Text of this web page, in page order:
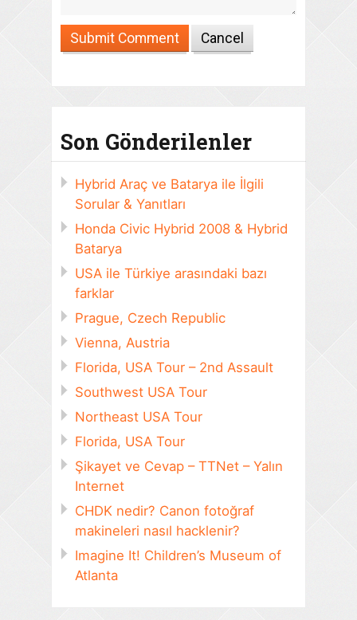
Son Gönderilenler
Hybrid Araç ve Batarya ile İlgili
Sorular & Yanıtları
Honda Civic Hybrid 2008 & Hybrid
Batarya
USA ile Türkiye arasındaki bazı
farklar
Prague, Czech Republic
Vienna, Austria
Florida, USA Tour – 2nd Assault
Southwest USA Tour
Northeast USA Tour
Florida, USA Tour
Şikayet ve Cevap – TTNet – Yalın
Internet
CHDK nedir? Canon fotoğraf
makineleri nasıl hacklenir?
Imagine It! Children’s Museum of
Atlanta